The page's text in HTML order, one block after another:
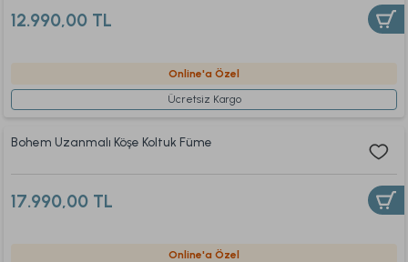
12.990,00 TL
Online'a Özel
Ücretsiz Kargo
Bohem Uzanmalı Köşe Koltuk Füme
17.990,00 TL
Online'a Özel